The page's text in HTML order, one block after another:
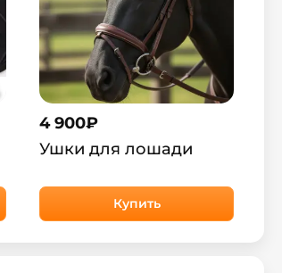
4 900₽
Ушки для лошади
Купить